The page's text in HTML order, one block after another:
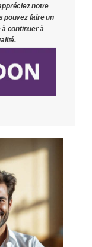
notre
pouvez faire un
à continuer à